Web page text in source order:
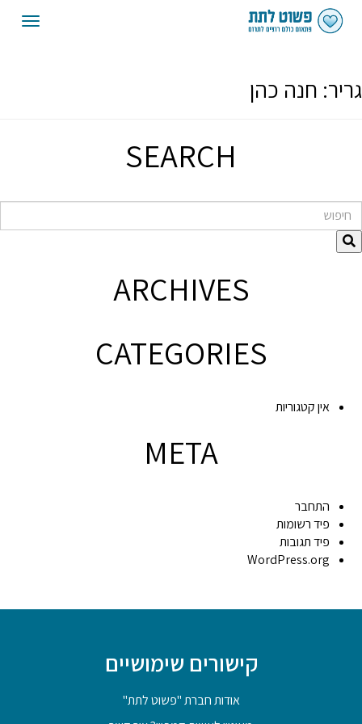
גריר: חנה כהן
SEARCH
חיפוש
ARCHIVES
CATEGORIES
אין קטגוריות
META
התחבר
פיד רשומות
פיד תגובות
WordPress.org
קישורים שימושיים
אודות חברת "פשוט לתת"